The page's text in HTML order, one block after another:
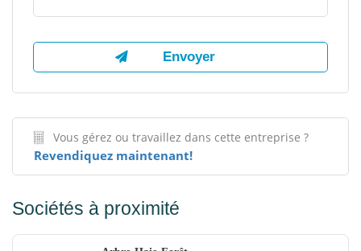
Vous gérez ou travaillez dans cette entreprise ?
Revendiquez maintenant!
Sociétés à proximité